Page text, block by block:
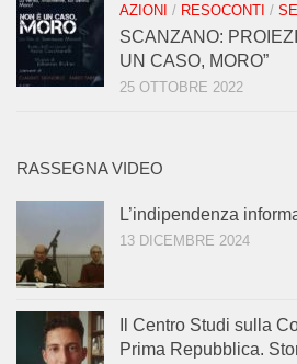
AZIONI / RESOCONTI /
SCANZANO:
UN CASO, MORO”
25 OTTOBRE 2022
RASSEGNA VIDEO
L’indipendenza
13 DICEMBRE 2024
Il Centro Studi sulla
Prima Repubblica.